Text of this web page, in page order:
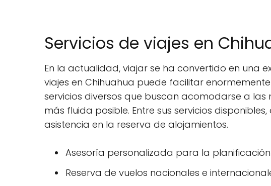
Servicios de viajes en
En la actualidad, viajar se ha convertido en una
viajes en Chihuahua puede facilitar
servicios diversos que buscan acomodarse a
más fluida posible. Entre sus servicios
asistencia en la reserva de alojamientos.
Asesoría personalizada para la
Reserva de vuelos nacionales e